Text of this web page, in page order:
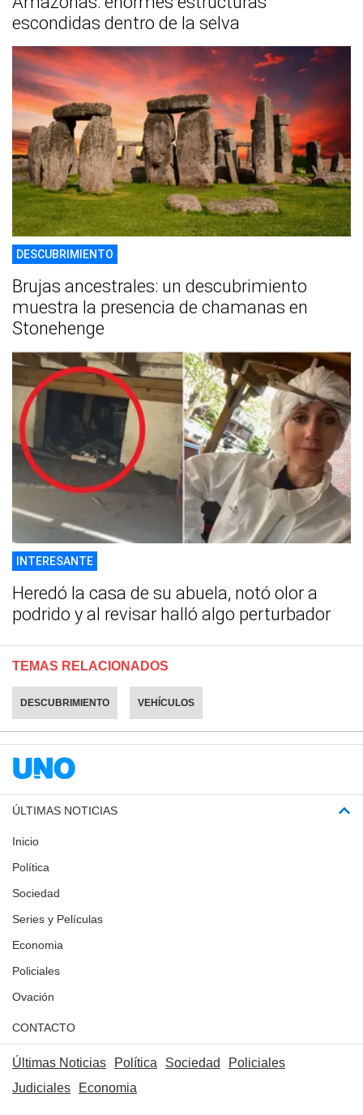
escondidas dentro de la selva
DESCUBRIMIENTO
Brujas ancestrales: un descubrimiento
muestra la presencia de chamanas en
Stonehenge
INTERESANTE
Heredó la casa de su abuela, notó olor a
podrido y al revisar halló algo perturbador
TEMAS RELACIONADOS
DESCUBRIMIENTO VEHÍCULOS
ÚLTIMAS NOTICIAS
Inicio
Política
Sociedad
Series y Películas
Economia
Policiales
Ovación
CONTACTO
Últimas Noticias Política Sociedad
Policiales
Judiciales
Economia